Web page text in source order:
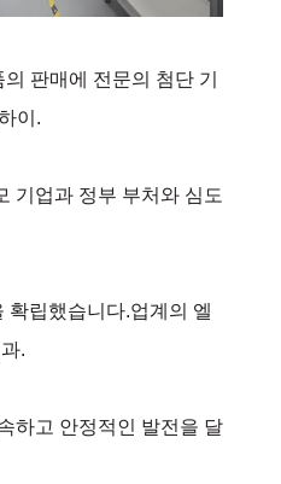
판매에 전문의 첨단 기
이.
기업과 정부 부처와 심도
확립했습니다.업계의 엘
.
하고 안정적인 발전을 달